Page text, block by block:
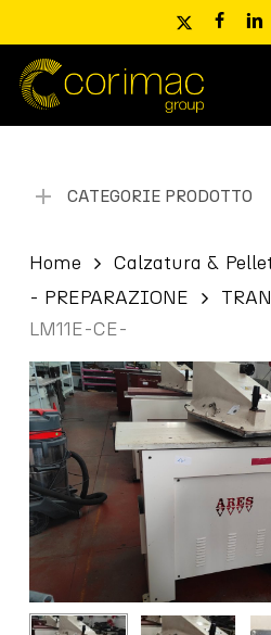
main
content
x-
facebook
Ricerca
prodotti
CATEGORIE PRODOTTO
Home Calzatura &
- PREPARAZIONE
LM11E-CE-